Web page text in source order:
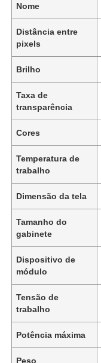
Nome
Distância entre
pixels
Brilho
Taxa de
transparência
Cores
Temperatura de
trabalho
Dimensão da tela
Tamanho do
gabinete
Dispositivo de
módulo
Tensão de
trabalho
Potência máxima
Peso